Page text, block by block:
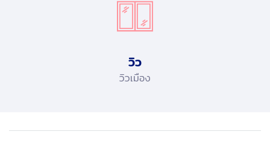
วิว
วิวเมือง